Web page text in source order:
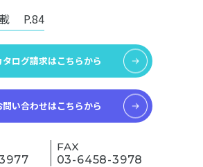
P.84
タログ請求はこちらから
問い合わせはこちらから
FAX
03-6458-3978